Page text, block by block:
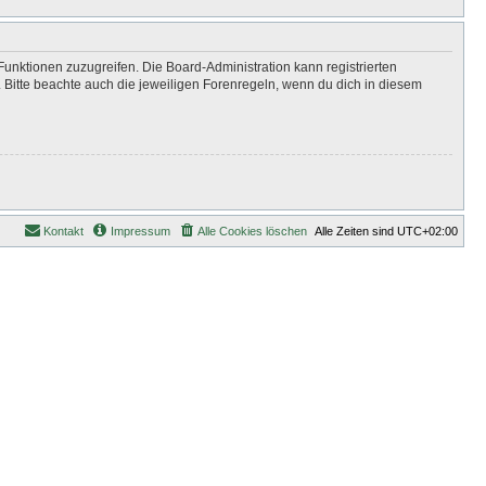
zuzugreifen. Die Board-Administration kann registrierten
beachte auch die jeweiligen Forenregeln, wenn du dich in diesem
Alle Zeiten sind UTC+02:00
Alle Cookies löschen
Impressum
Kontakt